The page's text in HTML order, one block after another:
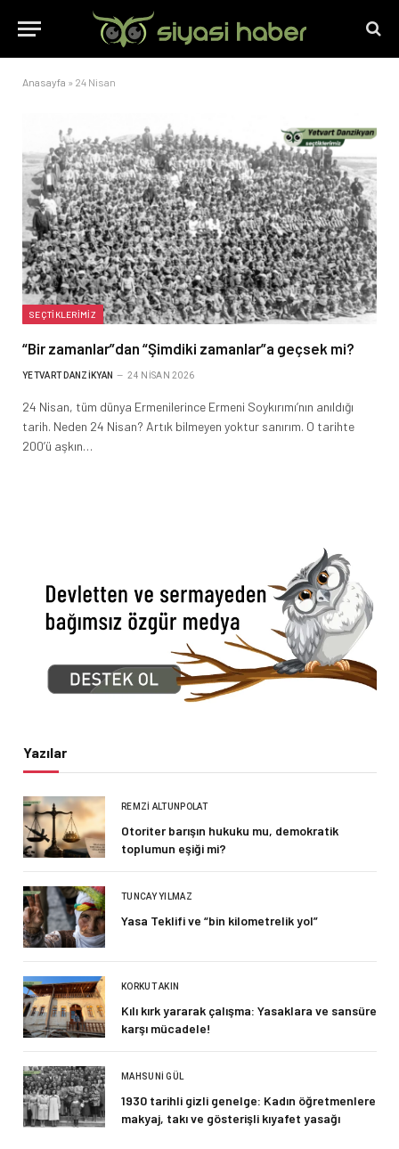
Anasayfa » 24 Nisan
SEÇTIKLERIMIZ
“Bir zamanlar”dan “Şimdiki zamanlar”a geçsek mi?
YETVART DANZIKYAN 24 NISAN 2026
24 Nisan, tüm dünya Ermenilerince Ermeni Soykırımı’nın anıldığı
tarih. Neden 24 Nisan? Artık bilmeyen yoktur sanırım. O tarihte
200’ü aşkın…
Yazılar
REMZI ALTUNPOLAT
Otoriter barışın hukuku mu, demokratik
toplumun eşiği mi?
TUNCAY YILMAZ
Yasa Teklifi ve “bin kilometrelik yol”
KORKUT AKIN
Kılı kırk yararak çalışma: Yasaklara ve sansüre
karşı mücadele!
MAHSUNI GÜL
1930 tarihli gizli genelge: Kadın öğretmenlere
makyaj, takı ve gösterişli kıyafet yasağı